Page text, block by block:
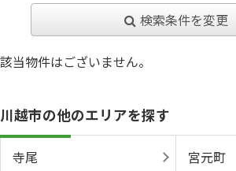
検索条件を変更
該当物件はございません。
川越市の他のエリアを探す
寺尾 宮元町